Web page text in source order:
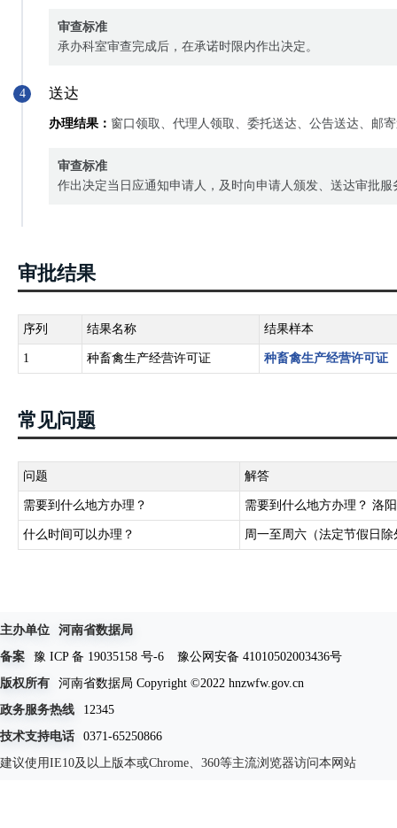
审查标准
承办科室审查完成后，在承诺时限内作出决定。
4 送达
办理结果： 窗口领取、代理人领取、委托送达、公告送达、邮
审查标准
作出决定当日应通知申请人，及时向申请人颁发、送达审批服
审批结果
序列 结果名称 结果样本
1 种畜禽生产经营许可证 种畜禽生产经营许可证
常见问题
问题 解答
需要到什么地方办理？ 需要到什么地方办理？ 洛
什么时间可以办理？ 周一至周六（法定节假日除
主办单位
河南省数据局
备案
豫 ICP 备 19035158 号-6
豫公网安备 41010502003436号
版权所有
河南省数据局 Copyright ©2022 hnzwfw.gov.cn
政务服务热线
12345
技术支持电话
0371-65250866
建议使用IE10及以上版本或Chrome、360等主流浏览器访问本网站